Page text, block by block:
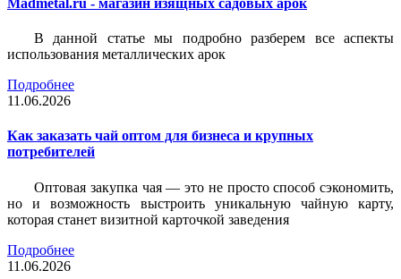
В данной статье мы подробно разберем все аспекты
использования металлических арок
Подробнее
11.06.2026
Как заказать чай оптом для бизнеса и крупных
потребителей
Оптовая закупка чая — это не просто способ сэкономить,
но и возможность выстроить уникальную чайную карту,
которая станет визитной карточкой заведения
Подробнее
11.06.2026